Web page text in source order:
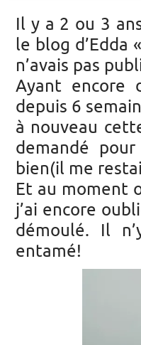
Il y a 2 ou 3
le blog d’Edda «
n’avais pas
Ayant encore
depuis 6
à nouveau
demandé
bien(il me
Et au moment
j’ai encore
démoulé. Il
entamé!